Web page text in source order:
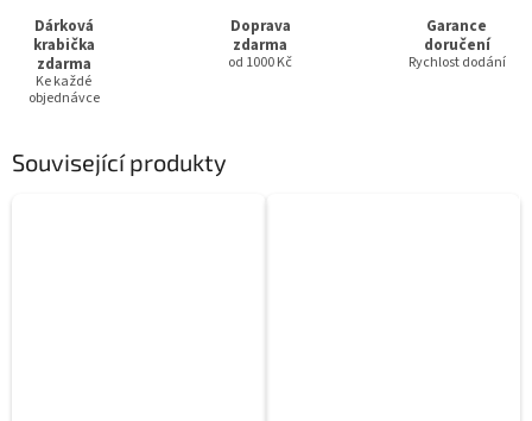
Dárková
krabička
zdarma
Ke každé
objednávce
Doprava
zdarma
od 1000 Kč
Garance
doručení
Rychlost dodání
Související produkty